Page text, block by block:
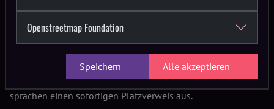
Wir reagierten umgehend und informierten die Polizei sowie
die anwesende Sicherheitsfirma WSG. Gemeinsam stellten
wir die beschuldigten Besucher:innen zur Rede und
sprachen einen sofortigen Platzverweis aus.
Openstreetmap Foundation
Speichern Alle akzeptieren